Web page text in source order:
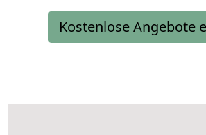
Kostenlose Angebote